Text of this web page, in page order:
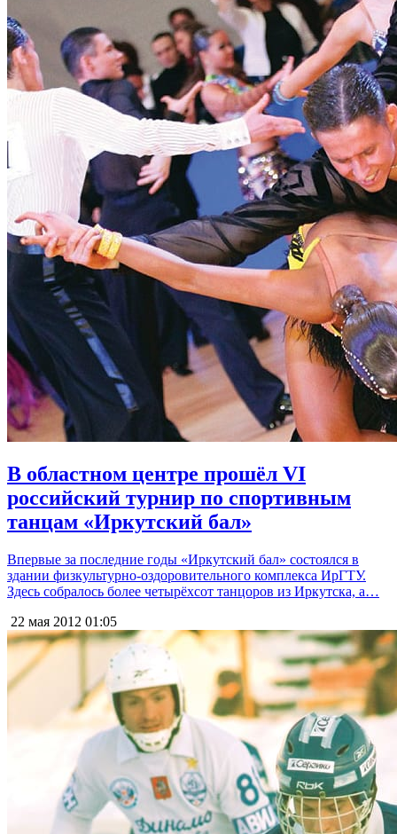
В областном центре прошёл VI
российский турнир по спортивным
танцам «Иркутский бал»
Впервые за последние годы «Иркутский бал» состоялся в
здании физкультурно-оздоровительного комплекса ИрГТУ.
Здесь собралось более четырёхсот танцоров из Иркутска, а…
22 мая 2012 01:05